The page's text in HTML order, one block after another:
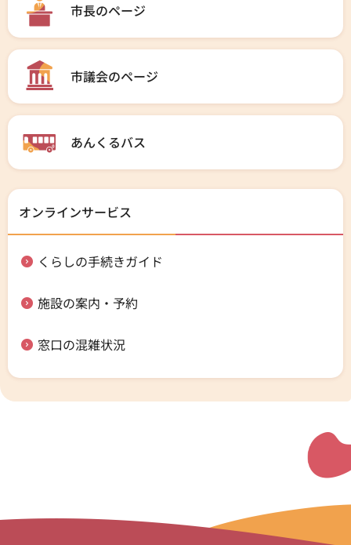
市長のページ
市議会のページ
あんくるバス
オンラインサービス
くらしの手続きガイド
施設の案内・予約
窓口の混雑状況